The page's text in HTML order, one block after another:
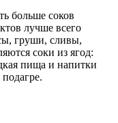
больше соков
лучше всего
груши, сливы,
соки из ягод:
пища и напитки